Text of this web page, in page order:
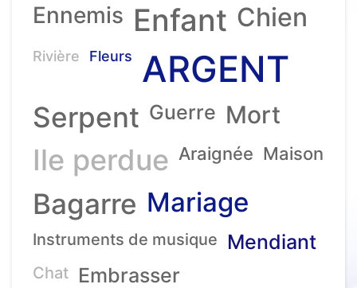
Ennemis Enfant Chien
Rivière Fleurs ARGENT
Serpent Guerre Mort
Ile perdue Araignée Maison
Bagarre Mariage
Instruments de musique Mendiant
Chat Embrasser